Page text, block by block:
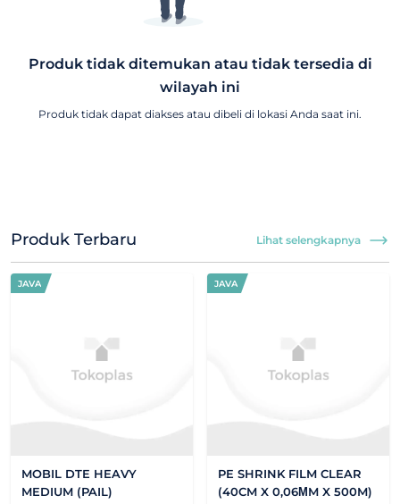
Produk tidak ditemukan atau tidak tersedia di
wilayah ini
Produk tidak dapat diakses atau dibeli di lokasi Anda saat ini.
Produk Terbaru Lihat selengkapnya
JAVA
MOBIL DTE HEAVY
MEDIUM (PAIL)
JAVA
PE SHRINK FILM CLEAR
(40CM X 0,06ΜM X 500M)